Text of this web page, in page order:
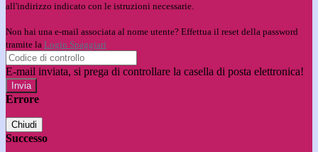
all'indirizzo indicato con le istruzioni necessarie.
Non hai una e-mail associata al nome utente? Effettua il reset della password
tramite la Login Spaggiari
E-mail inviata, si prega di controllare la casella di posta elettronica!
Errore
Chiudi
Successo